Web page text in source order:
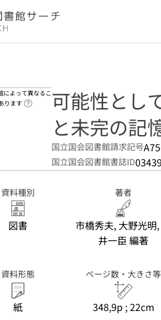
によって異なるこ
ります
ヘルプページへのリンク
可能性とし
と未完の記
国立国会図書館請求記号
国立国会図書館書誌ID
資料種別
図書
著者
市橋秀夫, 大野光明
井一臣 編著
資料形態
紙
ページ数・大きさ等
348,9p ; 22cm